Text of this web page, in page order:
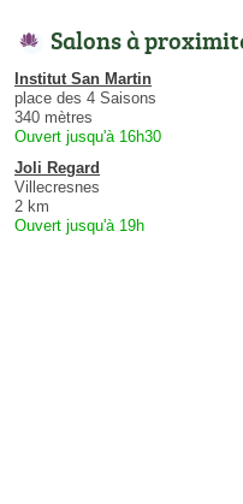
Salons à
Institut San Martin
place des 4 Saisons
340 mètres
Ouvert jusqu'à 16h30
Joli Regard
Villecresnes
2 km
Ouvert jusqu'à 19h